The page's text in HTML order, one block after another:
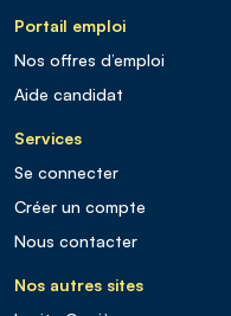
Portail emploi
Nos offres d’emploi
Aide candidat
Services
Se connecter
Créer un compte
Nous contacter
Nos autres sites